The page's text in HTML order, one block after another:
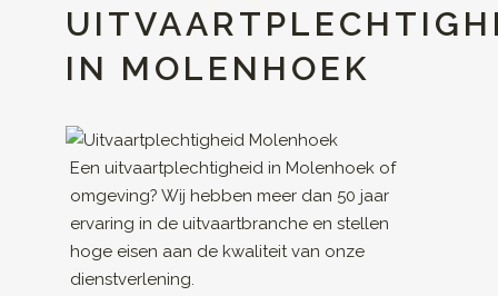
IN MOLENHOEK
Een uitvaartplechtigheid in Molenhoek of
omgeving? Wij hebben meer dan 50 jaar
ervaring in de uitvaartbranche en stellen
hoge eisen aan de kwaliteit van onze
dienstverlening.